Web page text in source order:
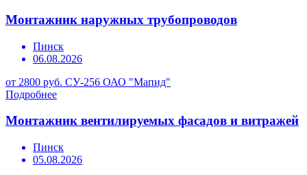
Монтажник наружных трубопроводов
Пинск
06.08.2026
от 2800 руб. СУ-256 ОАО "Мапид"
Подробнее
Монтажник вентилируемых фасадов и витражей
Пинск
05.08.2026